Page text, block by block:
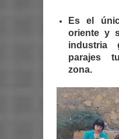
Es el
oriente y
industria
parajes
zona.